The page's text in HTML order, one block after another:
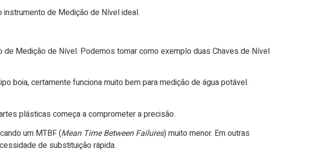
de Medição de Nível ideal.
Medição de Nível. Podemos tomar como exemplo duas Chaves de Nível
boia, certamente funciona muito bem para medição de água potável.
plásticas começa a comprometer a precisão.
um MTBF (Mean Time Between Failures) muito menor. Em outras
de substituição rápida.